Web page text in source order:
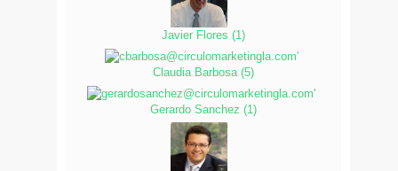
Javier Flores (1 )
Claudia Barbosa (5)
Gerardo Sanchez (1)